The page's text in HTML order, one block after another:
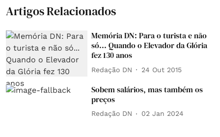
Artigos Relacionados
Memória DN: Para o turista e não
só... Quando o Elevador da Glória
fez 130 anos
Redação DN 24 Out 2015
Sobem salários, mas também os
preços
Redação DN 02 Jan 2024